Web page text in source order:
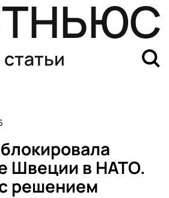
статьи
Швеции в НАТО.
решением
Палаты представителей США